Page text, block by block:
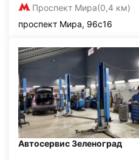
Проспект Мира(0,4 км)
проспект Мира, 96с16
Автосервис Зеленоград